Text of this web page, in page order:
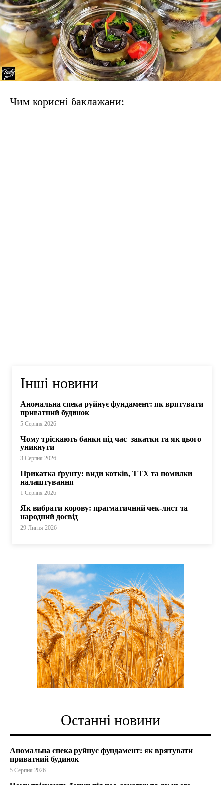
Чим корисні баклажани:
Інші новини
Аномальна спека руйнує фундамент: як врятувати
приватний будинок
5 Серпня 2026
Чому тріскають банки під час закатки та як цього
уникнути
3 Серпня 2026
Прикатка ґрунту: види котків, ТТХ та помилки
налаштування
1 Серпня 2026
Як вибрати корову: прагматичний чек-лист та
народний досвід
29 Липня 2026
Останні новини
Аномальна спека руйнує фундамент: як врятувати
приватний будинок
5 Серпня 2026